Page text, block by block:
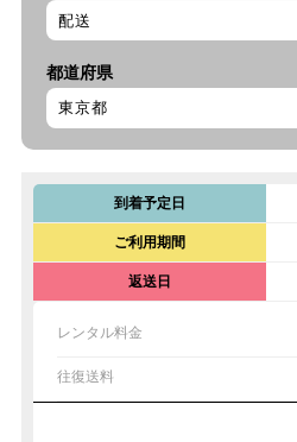
都道府県
到着予定日
ご利用期間
返送日
レンタル料金
往復送料